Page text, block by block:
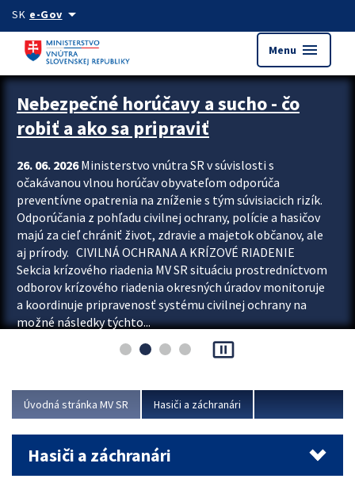
Preskocit na hlavný obsah
SK e-Govarrow_drop_down
Menu menu
Zastavit automatický posun upútavok
Nebezpečné horúčavy a sucho - čo
robiť a ako sa pripraviť
26. 06. 2026Ministerstvo vnútra SR v súvislosti s
očakávanou vlnou horúčav obyvateľom odporúča
preventívne opatrenia na zníženie s tým súvisiacich rizík.
Odporúčania z pohľadu civilnej ochrany, polície a hasičov
majú za cieľ chrániť život, zdravie a majetok občanov, ale
aj prírody. CIVILNÁ OCHRANA A KRÍZOVÉ RIADENIE
Sekcia krízového riadenia MV SR situáciu prostredníctvom
odborov krízového riadenia okresných úradov monitoruje
a koordinuje pripravenosť systému civilnej ochrany na
možné následky týchto...
pause_presentation
Úvodná stránka MV SR Hasiči a záchranári
Hasiči a záchranári